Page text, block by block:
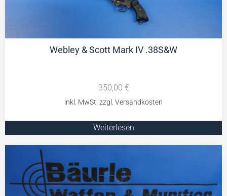
Webley & Scott Mark IV .38S&W
350,00 €
Weiterlesen